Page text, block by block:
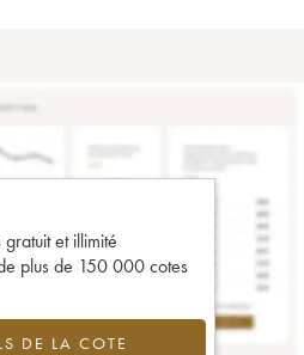
et illimité
plus de 150 000 cotes
DE LA COTE